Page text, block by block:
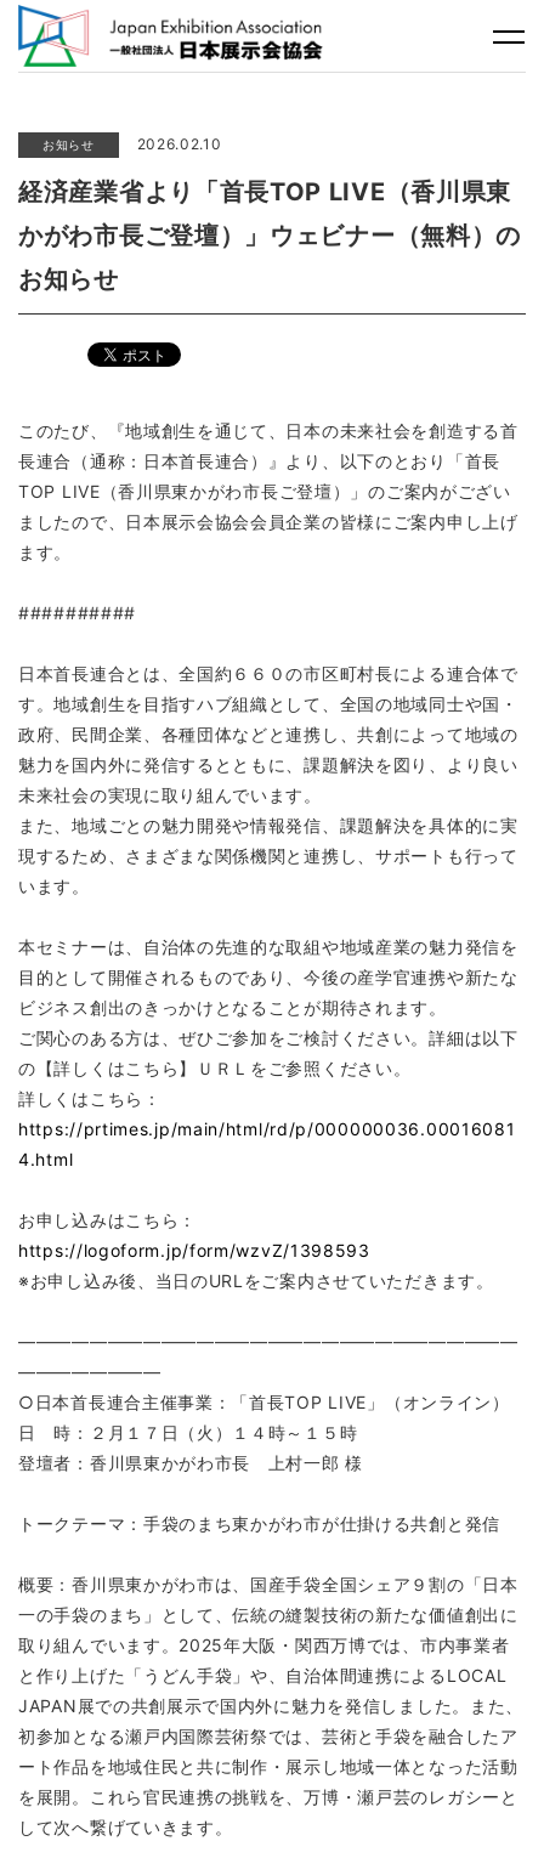
お知らせ 2026.02.10
経済産業省より「首長TOP LIVE（香川県東
かがわ市長ご登壇）」ウェビナー（無料）の
お知らせ
このたび、『地域創生を通じて、日本の未来社会を創造する首
長連合（通称：日本首長連合）』より、以下のとおり「首長
TOP LIVE（香川県東かがわ市長ご登壇）」のご案内がござい
ましたので、日本展示会協会会員企業の皆様にご案内申し上げ
ます。
##########
日本首長連合とは、全国約６６０の市区町村長による連合体で
す。地域創生を目指すハブ組織として、全国の地域同士や国・
政府、民間企業、各種団体などと連携し、共創によって地域の
魅力を国内外に発信するとともに、課題解決を図り、より良い
未来社会の実現に取り組んでいます。
また、地域ごとの魅力開発や情報発信、課題解決を具体的に実
現するため、さまざまな関係機関と連携し、サポートも行って
います。
本セミナーは、自治体の先進的な取組や地域産業の魅力発信を
目的として開催されるものであり、今後の産学官連携や新たな
ビジネス創出のきっかけとなることが期待されます。
ご関心のある方は、ぜひご参加をご検討ください。詳細は以下
の【詳しくはこちら】ＵＲＬをご参照ください。
詳しくはこちら：
https://prtimes.jp/main/html/rd/p/000000036.00016081
4.html
お申し込みはこちら：
https://logoform.jp/form/wzvZ/1398593
※お申し込み後、当日のURLをご案内させていただきます。
――――――――――――――――――――――――――――
――――――――
○日本首長連合主催事業：「首長TOP LIVE」（オンライン）
日 時：２月１７日（火）１４時～１５時
登壇者：香川県東かがわ市長 上村一郎 様
トークテーマ：手袋のまち東かがわ市が仕掛ける共創と発信
概要：香川県東かがわ市は、国産手袋全国シェア９割の「日本
一の手袋のまち」として、伝統の縫製技術の新たな価値創出に
取り組んでいます。2025年大阪・関西万博では、市内事業者
と作り上げた「うどん手袋」や、自治体間連携によるLOCAL
JAPAN展での共創展示で国内外に魅力を発信しました。また、
初参加となる瀬戸内国際芸術祭では、芸術と手袋を融合したア
ート作品を地域住民と共に制作・展示し地域一体となった活動
を展開。これら官民連携の挑戦を、万博・瀬戸芸のレガシーと
して次へ繋げていきます。